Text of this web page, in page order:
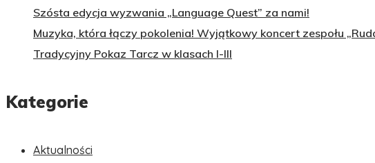
Szósta edycja wyzwania „Language Quest” za nami!
Muzyka, która łączy pokolenia! Wyjątkowy koncert zespołu
Tradycyjny Pokaz Tarcz w klasach I-III
Kategorie
Aktualności